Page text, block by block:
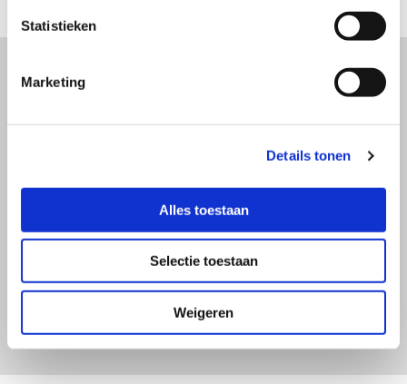
Statistieken
Marketing
Details tonen
Alles toestaan
Selectie toestaan
Weigeren
INFORMATIE
ONS OPNEMEN
Klik hier